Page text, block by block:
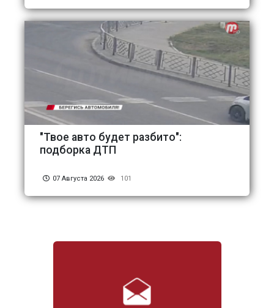
"Твое авто будет разбито":
подборка ДТП
07 Августа 2026 101